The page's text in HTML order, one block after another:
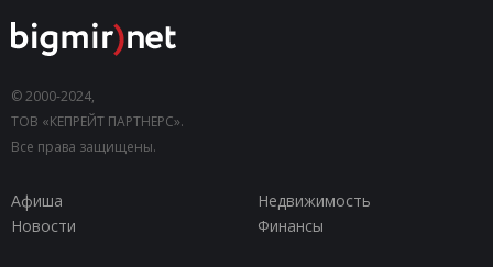
© 2000-2024,
ТОВ «КЕПРЕЙТ ПАРТНЕРС».
Все права защищены.
Афиша
Недвижимость
Новости
Финансы